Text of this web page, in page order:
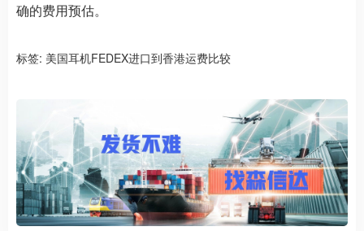
确的费用预估。
标签: 美国耳机FEDEX进口到香港运费比较